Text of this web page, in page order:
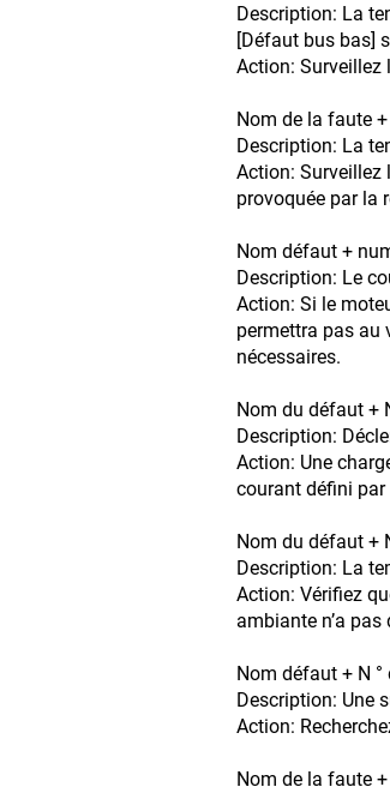
Description: La
[Défaut bus bas]
Action: Surveillez
Nom de la faute
Description: La
Action: Surveillez
provoquée par la
Nom défaut +
Description: Le
Action: Si le
permettra pas au
nécessaires.
Nom du défaut +
Description:
Action: Une
courant défini par
Nom du défaut +
Description: La
Action: Vérifiez
ambiante n’a
Nom défaut + N °
Description: Une
Action:
Nom de la faute